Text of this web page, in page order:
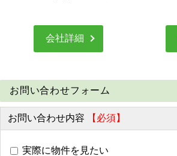
会社詳細
お問い合わせフォーム
お問い合わせ内容 【必須】
実際に物件を見たい